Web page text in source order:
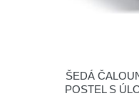
ŠEDÁ
POSTEL S